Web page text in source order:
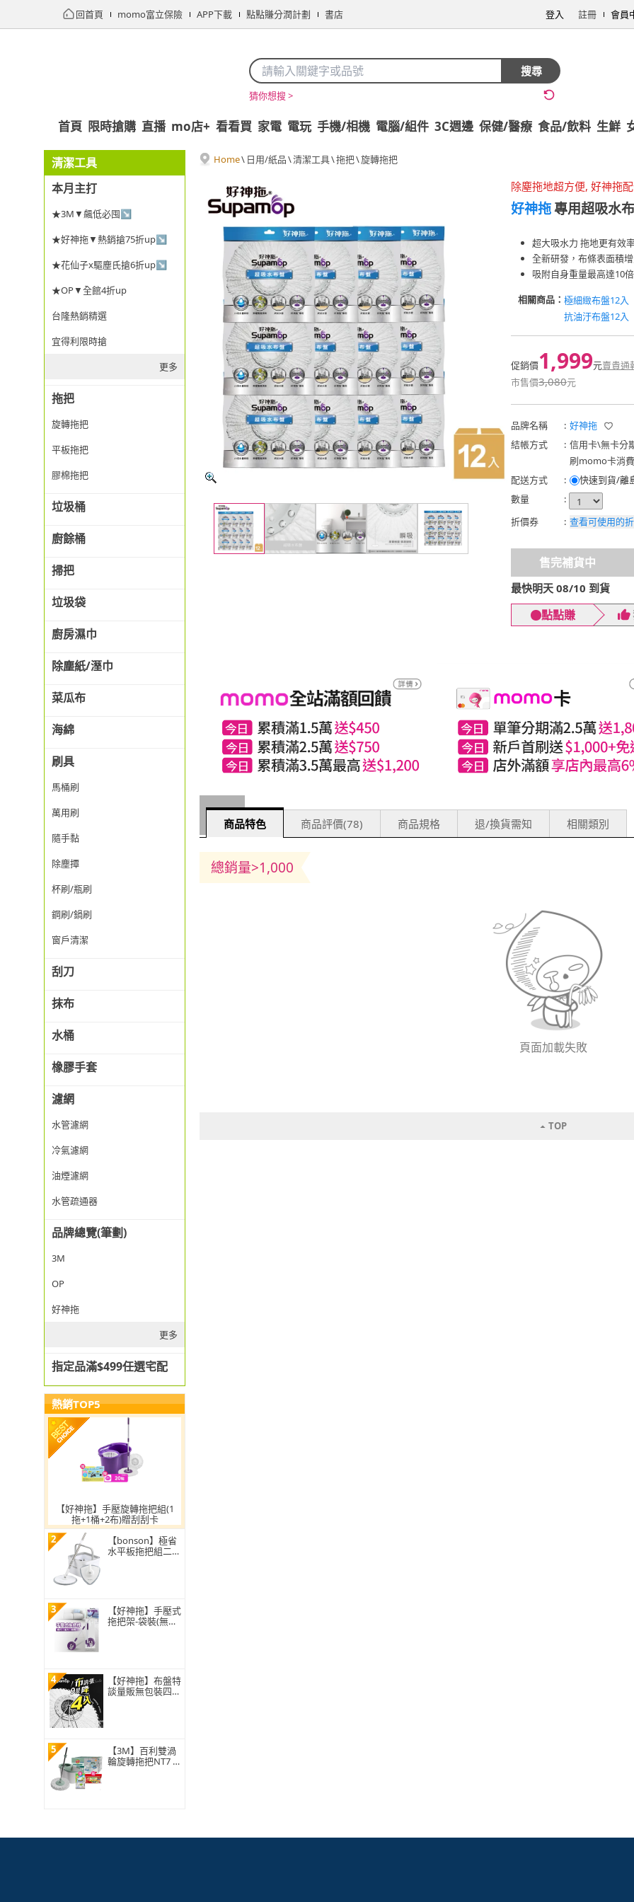
回首頁 momo富立保險 APP下載 點點賺分潤計劃 書店 登入 註冊 會員
搜尋
猜你想搜 >
首頁 限時搶購 直播 mo店+ 看看買 家電 電玩 手機/相機 電腦/組件 3C週邊 保健/醫療 食品/飲料 生鮮
清潔工具
本月主打
★3M▼飆低必囤↘
★好神拖▼熱銷搶75折up↘
★花仙子x驅塵氏搶6折up↘
★OP▼全館4折up
台隆熱銷精選
宜得利限時搶
更多
拖把
旋轉拖把
平板拖把
膠棉拖把
垃圾桶
廚餘桶
掃把
垃圾袋
廚房濕巾
除塵紙/溼巾
菜瓜布
海綿
刷具
馬桶刷
萬用刷
隨手黏
除塵撢
杯刷/瓶刷
鋼刷/鍋刷
窗戶清潔
刮刀
抹布
水桶
橡膠手套
濾網
水管濾網
冷氣濾網
油煙濾網
水管疏通器
品牌總覽(筆劃)
3M
OP
好神拖
更多
指定品滿$499任選宅配
熱銷TOP5
【好神拖】手壓旋轉拖把組(1
拖+1桶+2布)贈刮刮卡
2
【bonson】極省
水平板拖把組二代
3
【好神拖】手壓式
拖把架-袋裝(無附
4
【好神拖】布盤特
談量販無包裝四入
5
【3M】百利雙渦
輪旋轉拖把NT7 (1
Home\ 日用/紙品\清潔工具\拖把\旋轉拖把
除塵拖地超方便, 好神拖
好神拖專用超吸水
超大吸水力 拖地更有效
全新研發，布條表面積
吸附自身重量最高達10
相關商品： 極細緻布盤12入
抗油汙布盤12入
促銷價1,999元賣貴通
市售價3,080元
品牌名稱 : 好神拖
結帳方式
: 信用卡\無卡分
刷momo卡消
配送方式
:
快速到貨/離
數量
:
折價券
: 查看可使用的
售完補貨中
最快明天 08/10 到貨
點點賺
商品特色 商品評價(78) 商品規格 退/換貨需知 相關類別
總銷量>1,000
頁面加載失敗
TOP